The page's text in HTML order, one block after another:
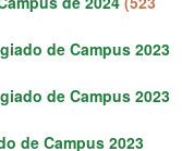
de Campus 2023
de Campus 2023
de Campus 2023